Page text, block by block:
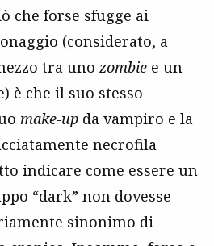
che forse sfugge ai
(considerato, a
tra uno zombie e un
è che il suo stesso
make-up da vampiro e la
necrofila
indicare come essere un
“dark” non dovesse
sinonimo di